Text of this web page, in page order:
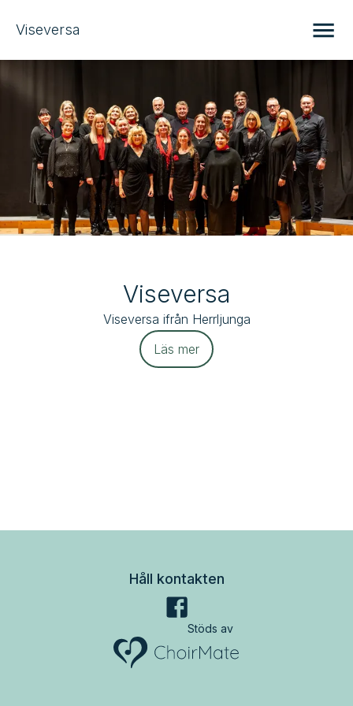
Viseversa
Viseversa
Viseversa ifrån Herrljunga
Läs mer
Håll kontakten
Stöds av